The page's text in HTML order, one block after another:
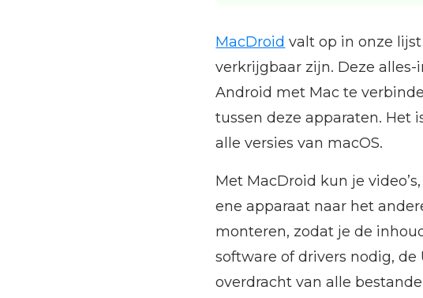
MacDroid valt op in onze
verkrijgbaar zijn. Deze
Android met Mac te
tussen deze apparaten.
alle versies van macOS.
Met MacDroid kun je video’s,
ene apparaat naar het
monteren, zodat je de
software of drivers nodig,
overdracht van alle